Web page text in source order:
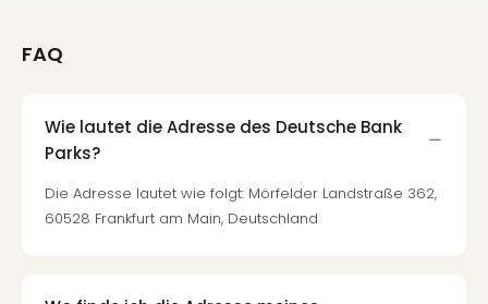
FAQ
Wie lautet die Adresse des Deutsche Bank
Parks?
Die Adresse lautet wie folgt: Mörfelder Landstraße 362,
60528 Frankfurt am Main, Deutschland